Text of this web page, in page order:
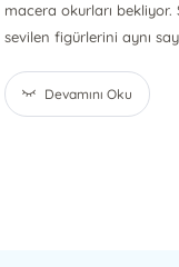
macera okurları
sevilen figürlerini aynı
Devamını Oku